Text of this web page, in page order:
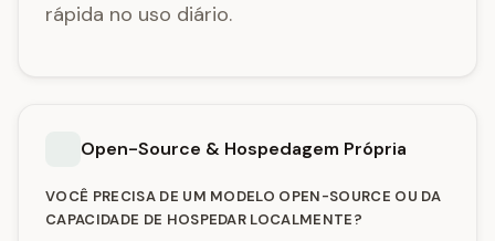
rápida no uso diário.
Open-Source & Hospedagem Própria
VOCÊ PRECISA DE UM MODELO OPEN-SOURCE OU DA
CAPACIDADE DE HOSPEDAR LOCALMENTE?